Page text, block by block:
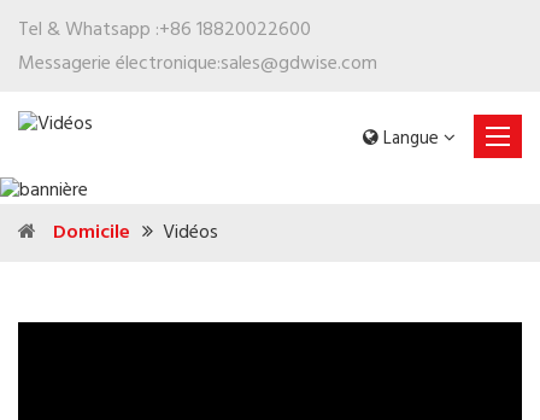
Tel & Whatsapp :+86 18820022600
Messagerie électronique:sales@gdwise.com
Langue
Domicile Vidéos